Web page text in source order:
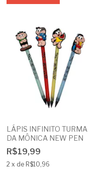
LÁPIS INFINITO TURMA
DA MÔNICA NEW PEN
R$19,99
2 x de R$10,96